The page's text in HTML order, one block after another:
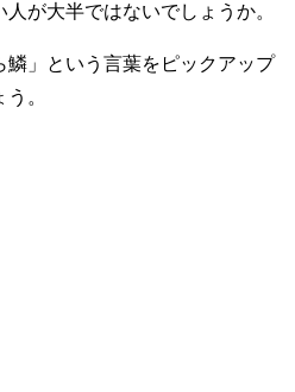
が大半ではないでしょうか。
鱗」という言葉をピックアップ
。